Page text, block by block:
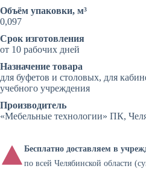
Объём упаковки, м³
0,097
Срок изготовления
от 10 рабочих дней
Назначение товара
для буфетов и столовых, для
учебного учреждения
Производитель
«Мебельные технологии» ПК,
Бесплатно доставляем в
по всей Челябинской области